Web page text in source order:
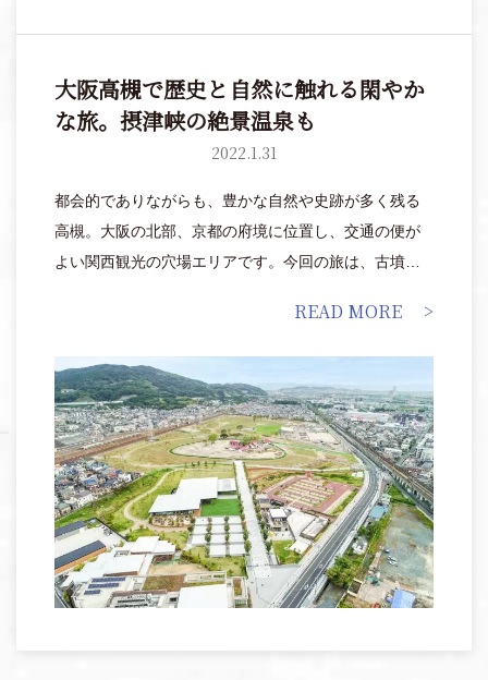
大阪高槻で歴史と自然に触れる閑やか
な旅。摂津峡の絶景温泉も
2022.1.31
都会的でありながらも、豊かな自然や史跡が多く残る
高槻。大阪の北部、京都の府境に位置し、交通の便が
よい関西観光の穴場エリアです。今回の旅は、古墳や
やアウトドアを満喫したりと、おひとり様や夫婦、子
連れでも楽しめるコースをご紹介します。旅の締めく
くりには、四季折々の自然美を感じられる北摂随一の
景勝地「摂津峡」へ。絶景や温泉などのご褒美も待っ
ている、閑(のど)やかで華やぎのある高槻旅へ出かけま
せんか。
READ MORE